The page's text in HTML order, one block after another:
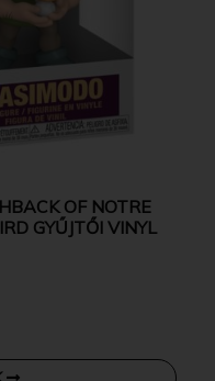
OF NOTRE
GYŰJTŐI VINYL